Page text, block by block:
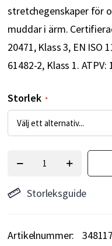
stretchegenskaper för
muddar i ärm.
20471, Klass 3, EN ISO
61482-2, Klass 1. ATPV:
Storlek
Storleksguide
Artikelnummer